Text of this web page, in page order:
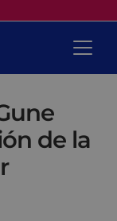
de la